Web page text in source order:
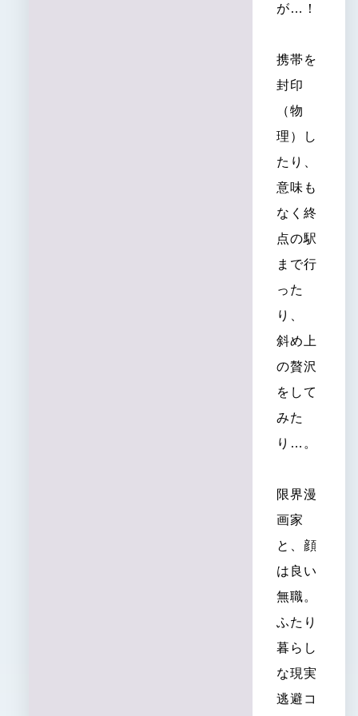
が…！
携帯を
封印
（物
理）し
たり、
意味も
なく終
点の駅
まで行
った
り、
斜め上
の贅沢
をして
みた
り…。
限界漫
画家
と、顔
は良い
無職。
ふたり
暮らし
な現実
逃避コ